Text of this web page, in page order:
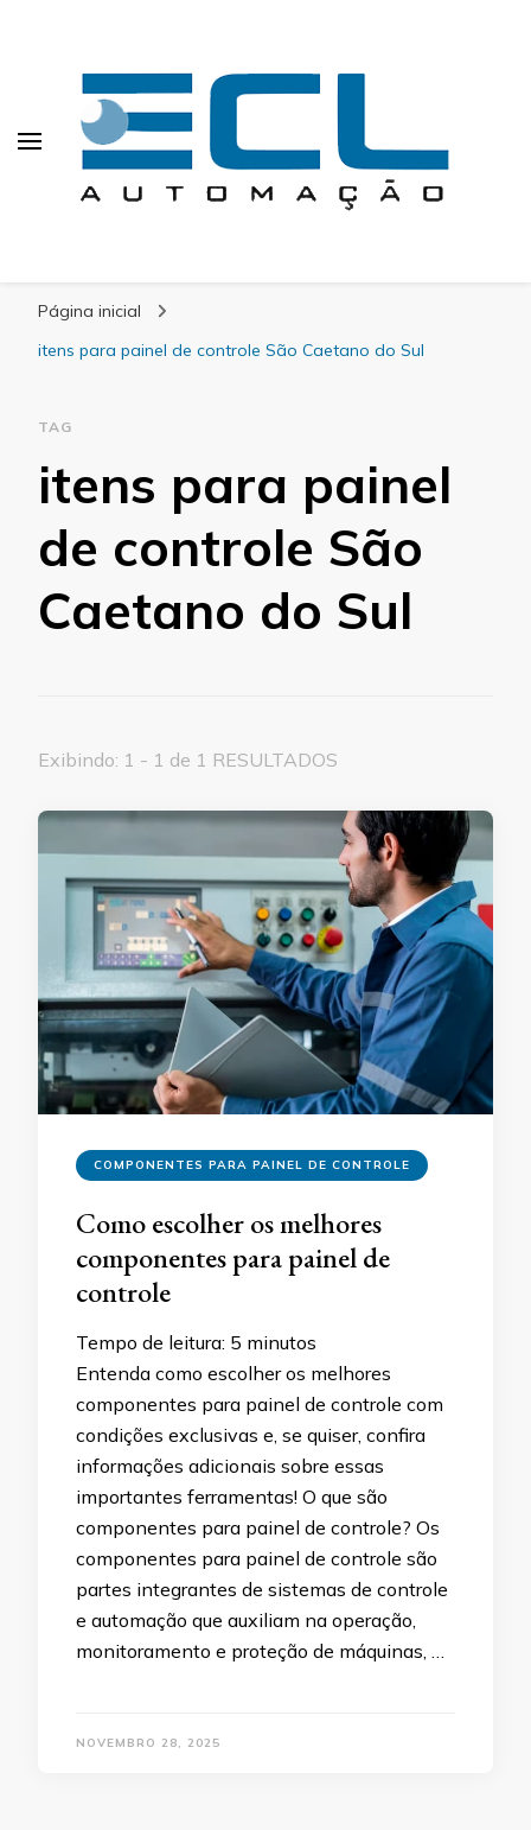
Página inicial
itens para painel de controle São Caetano do Sul
TAG
itens para painel
de controle São
Caetano do Sul
Exibindo: 1 - 1 de 1 RESULTADOS
COMPONENTES PARA PAINEL DE CONTROLE
Como escolher os melhores
componentes para painel de
controle
Tempo de leitura: 5 minutos
Entenda como escolher os melhores
componentes para painel de controle com
condições exclusivas e, se quiser, confira
informações adicionais sobre essas
importantes ferramentas! O que são
componentes para painel de controle? Os
componentes para painel de controle são
partes integrantes de sistemas de controle
e automação que auxiliam na operação,
monitoramento e proteção de máquinas, …
NOVEMBRO 28, 2025